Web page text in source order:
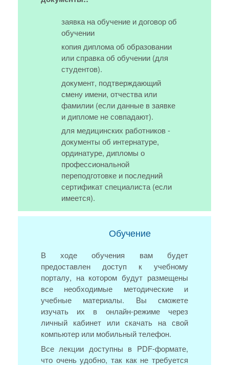
заявка на обучение и договор об
обучении
копия диплома об образовании
или справка об обучении (для
студентов).
документ, подтверждающий
смену имени, отчества или
фамилии (если данные в заявке
и дипломе не совпадают).
для медицинских работников -
документы об интернатуре,
ординатуре, дипломы о
профессиональной
переподготовке и последний
сертификат специалиста (если
имеется).
Обучение
В ходе обучения вам будет
предоставлен доступ к учебному
порталу, на котором будут размещены
все необходимые методические и
учебные материалы. Вы сможете
изучать их в онлайн-режиме через
личный кабинет или скачать на свой
компьютер или мобильный телефон.
Все лекции доступны в PDF-формате,
что очень удобно, так как не требуется